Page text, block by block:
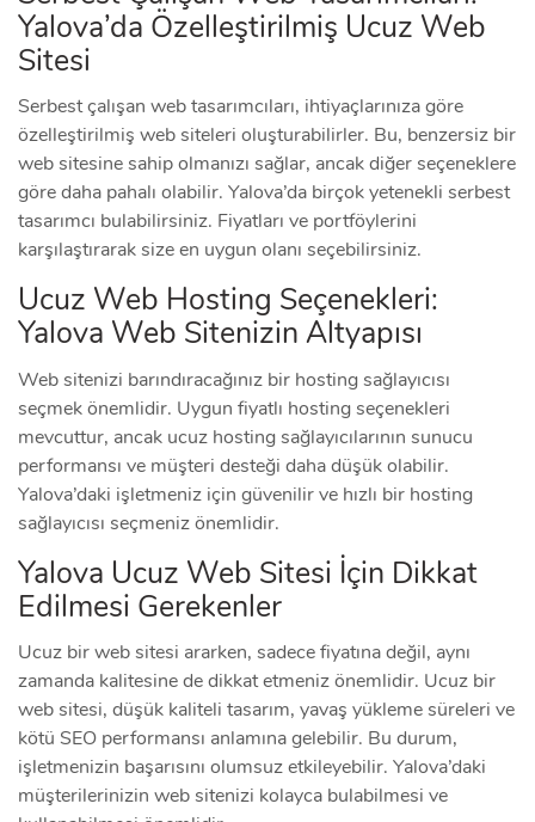
Yalova’da Özelleştirilmiş Ucuz Web
Sitesi
Serbest çalışan web tasarımcıları, ihtiyaçlarınıza göre
özelleştirilmiş web siteleri oluşturabilirler. Bu, benzersiz bir
web sitesine sahip olmanızı sağlar, ancak diğer seçeneklere
göre daha pahalı olabilir. Yalova’da birçok yetenekli serbest
tasarımcı bulabilirsiniz. Fiyatları ve portföylerini
karşılaştırarak size en uygun olanı seçebilirsiniz.
Ucuz Web Hosting Seçenekleri:
Yalova Web Sitenizin Altyapısı
Web sitenizi barındıracağınız bir hosting sağlayıcısı
seçmek önemlidir. Uygun fiyatlı hosting seçenekleri
mevcuttur, ancak ucuz hosting sağlayıcılarının sunucu
performansı ve müşteri desteği daha düşük olabilir.
Yalova’daki işletmeniz için güvenilir ve hızlı bir hosting
sağlayıcısı seçmeniz önemlidir.
Yalova Ucuz Web Sitesi İçin Dikkat
Edilmesi Gerekenler
Ucuz bir web sitesi ararken, sadece fiyatına değil, aynı
zamanda kalitesine de dikkat etmeniz önemlidir. Ucuz bir
web sitesi, düşük kaliteli tasarım, yavaş yükleme süreleri ve
kötü SEO performansı anlamına gelebilir. Bu durum,
işletmenizin başarısını olumsuz etkileyebilir. Yalova’daki
müşterilerinizin web sitenizi kolayca bulabilmesi ve